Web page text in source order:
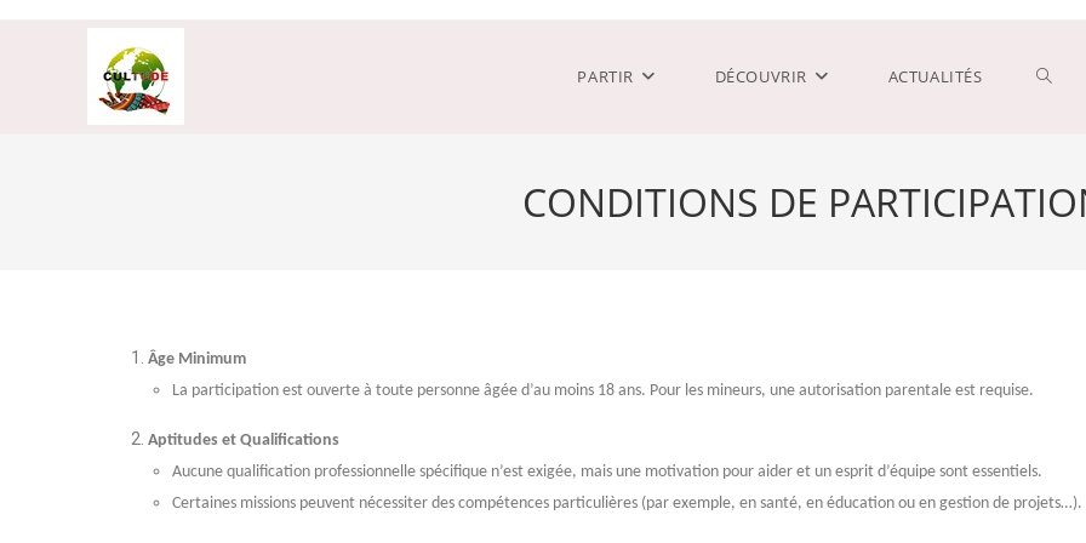
PARTIR DÉCOUVRIR ACTUALITÉS
CONDITIONS DE
Âge Minimum
La participation est ouverte à toute personne âgée d’au moins 18 ans. Pour les mineurs, une autorisation parentale est requise.
Aptitudes et Qualifications
Aucune qualification professionnelle spécifique n’est exigée, mais une motivation pour aider et un esprit d’équipe sont essentiels.
Certaines missions peuvent nécessiter des compétences particulières (par exemple, en santé, en éducation ou en gestion de projets…).